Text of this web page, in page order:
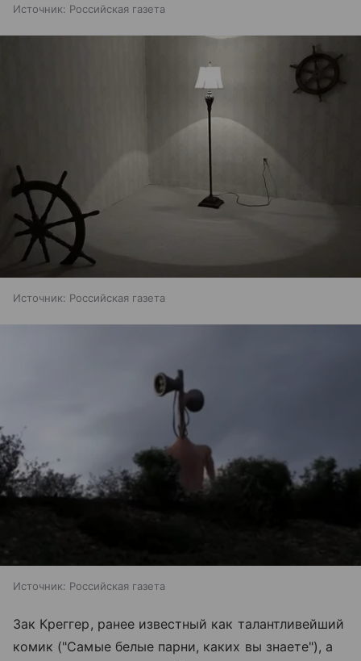
Источник: Российская газета
Источник: Российская газета
Источник: Российская газета
Зак Креггер, ранее известный как талантливейший
комик ("Самые белые парни, каких вы знаете"), а